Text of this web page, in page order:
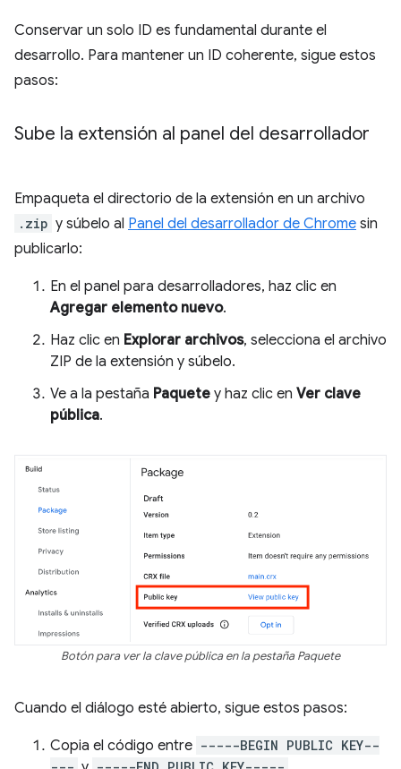
Conservar un solo ID es fundamental durante el
desarrollo. Para mantener un ID coherente, sigue estos
pasos:
Sube la extensión al panel del desarrollador
Empaqueta el directorio de la extensión en un archivo
.zip y súbelo al Panel del desarrollador de Chrome sin
publicarlo:
En el panel para desarrolladores, haz clic en
Agregar elemento nuevo.
Haz clic en Explorar archivos, selecciona el archivo
ZIP de la extensión y súbelo.
Ve a la pestaña Paquete y haz clic en Ver clave
pública.
Botón para ver la clave pública en la pestaña Paquete
Cuando el diálogo esté abierto, sigue estos pasos:
Copia el código entre -----BEGIN PUBLIC KEY--